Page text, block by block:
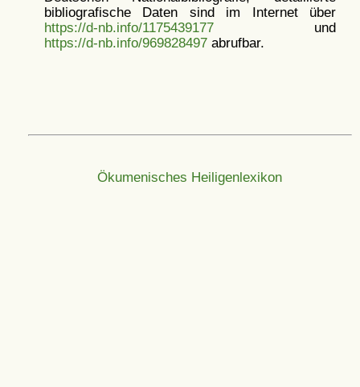
bibliografische Daten sind im Internet über
https://d-nb.info/1175439177und
https://d-nb.info/969828497abrufbar.
Ökumenisches Heiligenlexikon